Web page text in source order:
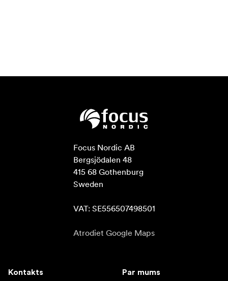
Focus Nordic AB
Bergsjödalen 48
415 68 Gothenburg
Sweden
VAT: SE556507498501
Atrodiet Google Maps
Kontakts Par mums